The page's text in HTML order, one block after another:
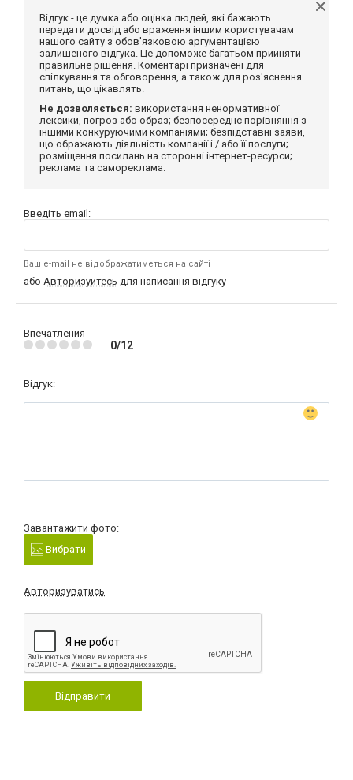
Відгук - це думка або оцінка людей, які бажають
передати досвід або враження іншим користувачам
нашого сайту з обов'язковою аргументацією
залишеного відгука. Це допоможе багатьом прийняти
правильне рішення. Коментарі призначені для
спілкування та обговорення, а також для роз'яснення
питань, що цікавлять.
Не дозволяється: використання ненормативної
лексики, погроз або образ; безпосереднє порівняння з
іншими конкуруючими компаніями; безпідставні заяви,
що ображають діяльність компанії і / або її послуги;
розміщення посилань на сторонні інтернет-ресурси;
реклама та самореклама.
Введіть email:
Ваш e-mail не відображатиметься на сайті
або Авторизуйтесь для написання відгуку
Впечатления
0/12
Відгук:
Завантажити фото:
Вибрати
Авторизуватись
Відправити